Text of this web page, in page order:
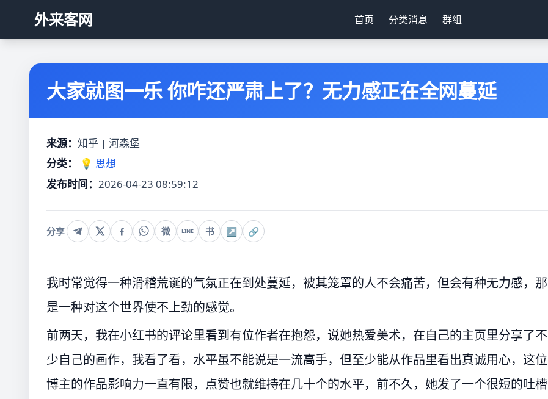
外来客网 首页 分类消息 群组
大家就图一乐 你咋还严肃上了？无力感正在全网蔓延
来源： 知乎 | 河森堡
分类：
💡 思想
发布时间： 2026-04-23 08:59:12
分享 微 LINE 书 ↗ 🔗
我时常觉得一种滑稽荒诞的气氛正在到处蔓延，被其笼罩的人不会痛苦，但会有种无力感，那
是一种对这个世界使不上劲的感觉。
前两天，我在小红书的评论里看到有位作者在抱怨，说她热爱美术，在自己的主页里分享了不
少自己的画作，我看了看，水平虽不能说是一流高手，但至少能从作品里看出真诚用心，这位
博主的作品影响力一直有限，点赞也就维持在几十个的水平，前不久，她发了一个很短的吐槽